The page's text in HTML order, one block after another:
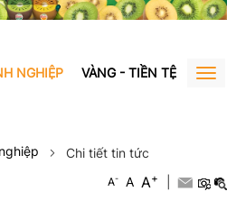
NGHIỆP VÀNG - TIỀN TỆ BẤT
Chi tiết tin tức
A- A A+